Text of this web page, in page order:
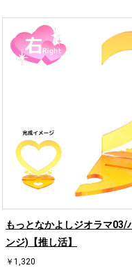
もっとなかよしジオラマ03/
ンジ)【推し活】
￥1,320